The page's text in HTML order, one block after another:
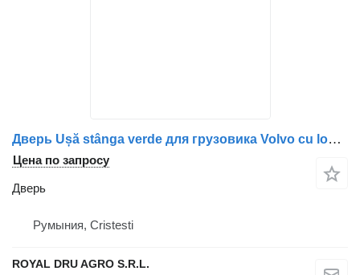
Дверь Ușă stânga verde для грузовика Volvo cu logo Raiffeisen Bever-Ems eG
Цена по запросу
Дверь
Румыния, Cristesti
ROYAL DRU AGRO S.R.L.